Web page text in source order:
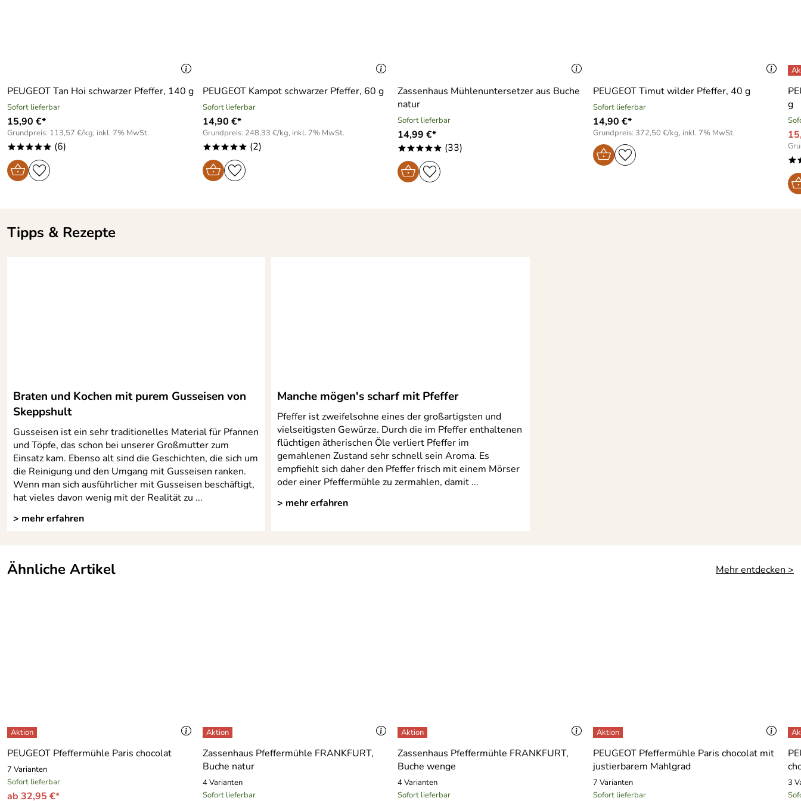
uwe
*****
Verifizierte Bewertung
Wirkt robust, funktiniert super
Kaufdatum: 13.10.2013
Bewertungsdatum: 28.01.2014
Astrid
****o
Verifizierte Bewertung
Da die Pfeffermühle ein Geschenkist, haben wir sie noch nicht verwendet. Sie macht aber einen wertigen Eindruck. Der Belastungstest folgt noch.
Frank
*****
Verifizierte Bewertung
Na jetzt endlich mal eine Pfeffermühle die nicht nur gut aussieht und gut in der Hand liegt sondern auch noch sehr gut funktioniert. Zu erwähnen in jedem Fall auch die superschnelle
Lieferung! Mein höchstes Lob!
Kaufdatum: 25.03.2012
Bewertungsdatum: 09.04.2012
PEUGEOT Tan Hoi schwarzer Pfeffer, 140 g
Sofort lieferbar
15,90 €*
Grundpreis: 113,57 €/kg, inkl. 7% MwSt.
***** (6)
PEUGEOT Kampot schwarzer Pfeffer, 60 g
Sofort lieferbar
14,90 €*
Grundpreis: 248,33 €/kg, inkl. 7% MwSt.
***** (2)
Zassenhaus Mühlenuntersetzer aus Buche
natur
Sofort lieferbar
14,99 €*
***** (33)
PEUGEOT Timut wilder Pfeffer, 40 g
Sofort lieferbar
14,90 €*
Grundpreis: 372,50 €/kg, inkl. 7% MwSt.
g
Tipps & Rezepte
Braten und Kochen mit purem Gusseisen von
Skeppshult
Gusseisen ist ein sehr traditionelles Material für Pfannen
und Töpfe, das schon bei unserer Großmutter zum
Einsatz kam. Ebenso alt sind die Geschichten, die sich um
die Reinigung und den Umgang mit Gusseisen ranken.
Wenn man sich ausführlicher mit Gusseisen beschäftigt,
hat vieles davon wenig mit der Realität zu ...
> mehr erfahren
Manche mögen′s scharf mit Pfeffer
Pfeffer ist zweifelsohne eines der großartigsten und
vielseitigsten Gewürze. Durch die im Pfeffer enthaltenen
flüchtigen ätherischen Öle verliert Pfeffer im
gemahlenen Zustand sehr schnell sein Aroma. Es
empfiehlt sich daher den Pfeffer frisch mit einem Mörser
oder einer Pfeffermühle zu zermahlen, damit ...
> mehr erfahren
Ähnliche Artikel Mehr entdecken >
PEUGEOT Pfeffermühle Paris chocolat
7 Varianten
Sofort lieferbar
ab 32,95 €*
Zassenhaus Pfeffermühle FRANKFURT,
Buche natur
4 Varianten
Sofort lieferbar
Zassenhaus Pfeffermühle FRANKFURT,
Buche wenge
4 Varianten
Sofort lieferbar
PEUGEOT Pfeffermühle Paris chocolat mit
justierbarem Mahlgrad
7 Varianten
Sofort lieferbar
3